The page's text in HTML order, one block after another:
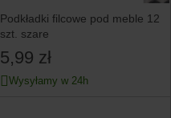
Podkładki filcowe pod meble 12
szt. szare
5,99 zł
Wysyłamy w 24h